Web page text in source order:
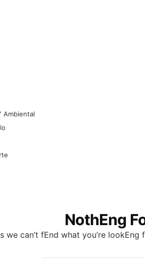
Ambiental
NothEng
we can’t fEnd what you’re lookEng